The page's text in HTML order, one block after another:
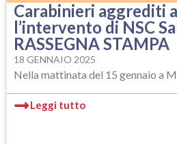
Carabinieri aggrediti
l’intervento di NSC
RASSEGNA STAMPA
18 GENNAIO 2025
Nella mattinata del 15 gennaio a
Leggi tutto